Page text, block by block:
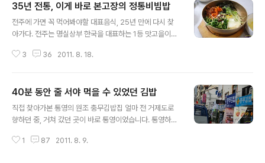
35년 전통, 이게 바로 본고장의 정통비빔밥
전주에 가면 꼭 먹어봐야할 대표음식, 25년 만에 다시 찾
아가다. 전주는 명실상부 한국을 대표하는 1등 맛고을이기
에 다닐 때입니다. 그 당시 인솔하셨던 선생님께서 전주에
이었지요. 한창 커가는 학생 때라 음식이란 그저 푸짐하고
달짝지근하면 만사오케이였던 시절임에도 불구하고 단번
에 입맛을 사로 잡아버렸던 기억은 오랜 세월이 흘러도 잊
밥의 본고장 전주를 찾게 된다면 꼭 먹어보자 했던 것이 바
3 36 2011. 8. 18.
40분 동안 줄 서야 먹을 수 있었던 김밥
직접 찾아가본 통영의 원조 충무김밥집 얼마 전 거제도로
향하던 중, 거쳐 갔던 곳이 바로 통영이었습니다. 통영하면
고 싶었고, 그 유명한 동피랑벽화마을에 가서 꿀빵도 먹어
1 87 2011. 8. 9.